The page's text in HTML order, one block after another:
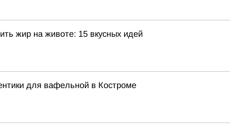
жир на животе: 15 вкусных идей
для вафельной в Костроме